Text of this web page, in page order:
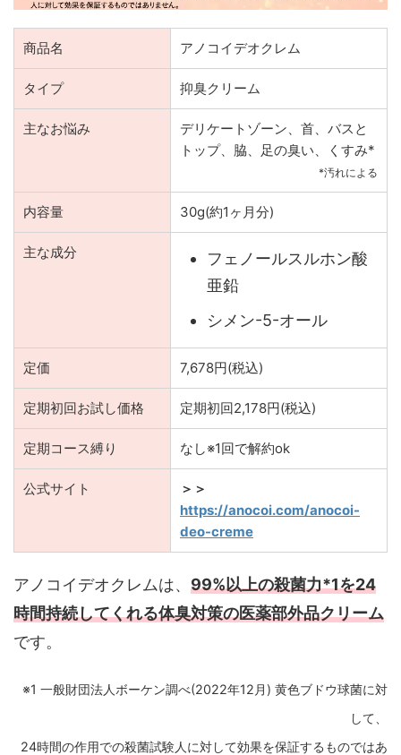
商品名 アノコイデオクレム
タイプ 抑臭クリーム
主なお悩み
デリケートゾーン、首、バスと
トップ、脇、足の臭い、くすみ*
*汚れによる
内容量 30g(約1ヶ月分)
主な成分
フェノールスルホン酸
亜鉛
シメン-5-オール
定価 7,678円(税込)
定期初回お試し価格 定期初回2,178円(税込)
定期コース縛り なし※1回で解約ok
公式サイト
＞＞
https://anocoi.com/anocoi-
deo-creme
アノコイデオクレムは、 99%以上の殺菌力*1を24
時間持続してくれる体臭対策の医薬部外品クリーム
です。
※1 一般財団法人ボーケン調べ(2022年12月) 黄色ブドウ球菌に対
して、
24時間の作用での殺菌試験人に対して効果を保証するものではあ